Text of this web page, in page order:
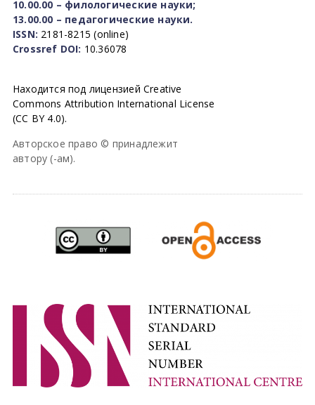
10.00.00 – филологические науки;
13.00.00 – педагогические науки.
ISSN: 2181-8215 (online)
Crossref DOI: 10.36078
Находится под лицензией Creative
Commons Attribution International License
(CC BY 4.0).
Авторское право © принадлежит
автору (-ам).